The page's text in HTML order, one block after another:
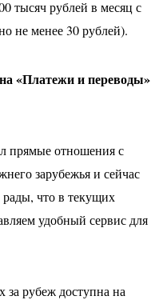
тысяч рублей в месяц с
не менее 30 рублей).
«Платежи и переводы»
прямые отношения с
зарубежья и сейчас
что в текущих
удобный сервис для
рубеж доступна на